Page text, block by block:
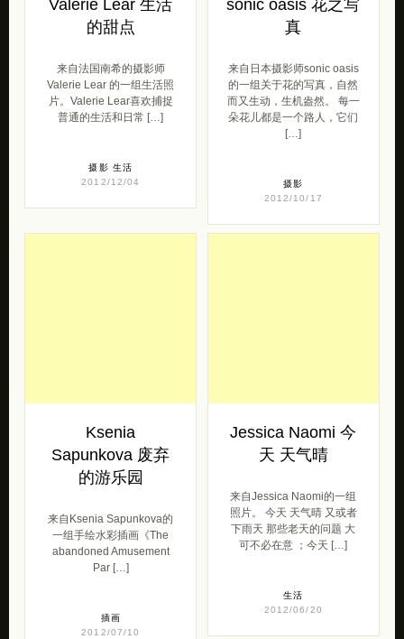
Valerie Lear 生活
的甜点
来自法国南希的摄影师
Valerie Lear 的一组生活照
片。Valerie Lear喜欢捕捉
普通的生活和日常 […]
摄影 生活
2012/12/04
sonic oasis 花之写
真
来自日本摄影师sonic oasis
的一组关于花的写真，自然
而又生动，生机盎然。 每一
朵花儿都是一个路人，它们
[…]
摄影
2012/10/17
Ksenia
Sapunkova 废弃
的游乐园
来自Ksenia Sapunkova的
一组手绘水彩插画《The
abandoned Amusement
Par […]
插画
2012/07/10
Jessica Naomi 今
天 天气晴
来自Jessica Naomi的一组
照片。 今天 天气晴 又或者
下雨天 那些老天的问题 大
可不必在意 ；今天 […]
生活
2012/06/20